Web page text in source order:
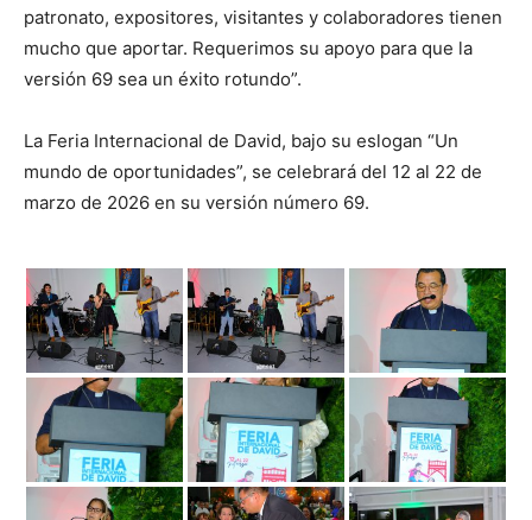
patronato, expositores, visitantes y colaboradores tienen
mucho que aportar. Requerimos su apoyo para que la
versión 69 sea un éxito rotundo”.
La Feria Internacional de David, bajo su eslogan “Un
mundo de oportunidades”, se celebrará del 12 al 22 de
marzo de 2026 en su versión número 69.